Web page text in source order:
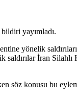
yayımladı.
yönelik
İran
söz konusu bu